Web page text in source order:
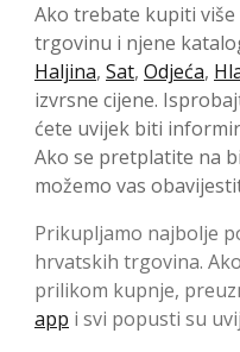
Ako trebate kupiti
trgovinu i njene
Haljina, Sat, Odjeća,
izvrsne cijene.
ćete uvijek biti
Ako se pretplatite na
možemo vas
Prikupljamo najbolje
hrvatskih trgovina.
prilikom kupnje,
app i svi popusti su